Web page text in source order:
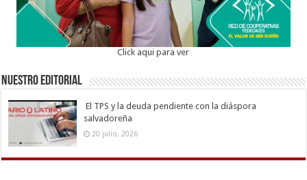
Click aqui para ver
Nuestro Editorial
El TPS y la deuda pendiente con la diáspora
salvadoreña
20 julio, 2026